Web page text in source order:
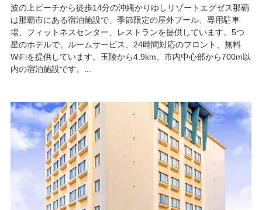
波の上ビーチから徒歩14分の沖縄かりゆしリゾートエグゼス那覇
は那覇市にある宿泊施設で、季節限定の屋外プール、専用駐車
場、フィットネスセンター、レストランを提供しています。5つ
星のホテルで、ルームサービス、24時間対応のフロント、無料
WiFiを提供しています。玉陵から4.9km、市内中心部から700m以
内の宿泊施設です。...